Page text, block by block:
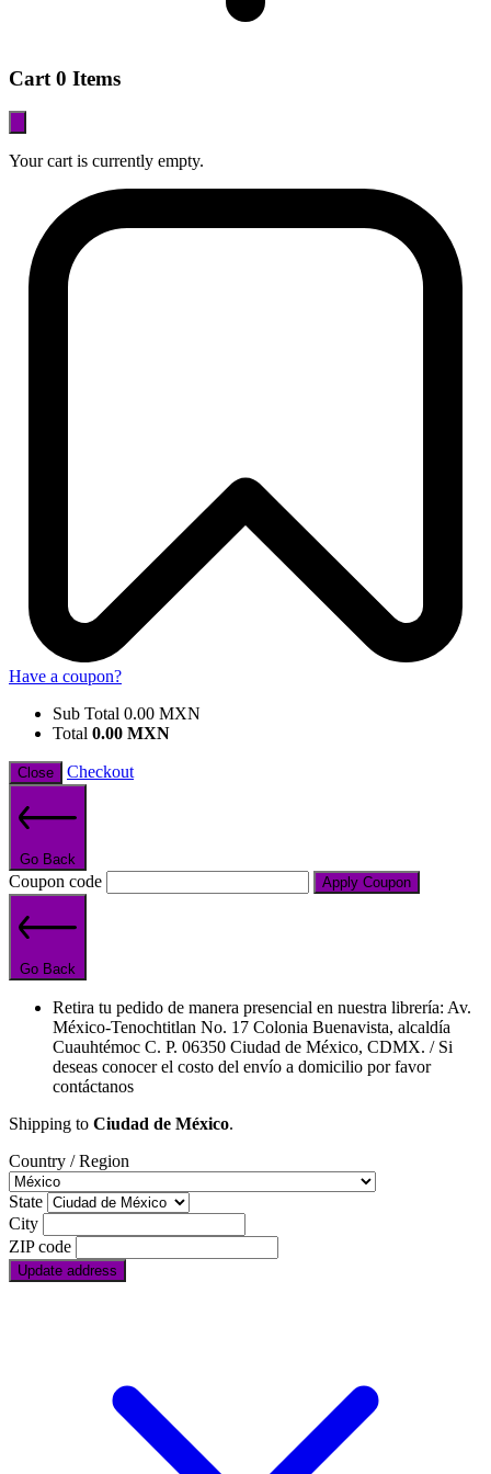
Cart 0 Items
Your cart is currently empty.
Have a coupon?
Sub Total 0.00 MXN
Total 0.00 MXN
Close Checkout
Go Back
Coupon code Apply Coupon
Go Back
Retira tu pedido de manera presencial en nuestra librería: Av.
México-Tenochtitlan No. 17 Colonia Buenavista, alcaldía
Cuauhtémoc C. P. 06350 Ciudad de México, CDMX. / Si
deseas conocer el costo del envío a domicilio por favor
contáctanos
Shipping to Ciudad de México.
Country / Region
State
City
ZIP code
Update address